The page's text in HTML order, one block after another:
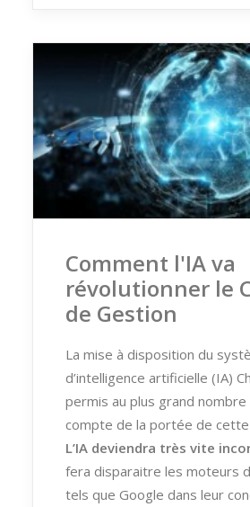
Comment l'IA va
révolutionner le
de Gestion
La mise à disposition du
d’intelligence artificielle (IA)
permis au plus grand
compte de la portée de cette
L’IA deviendra très vite
fera disparaitre les moteurs
tels que Google dans leur